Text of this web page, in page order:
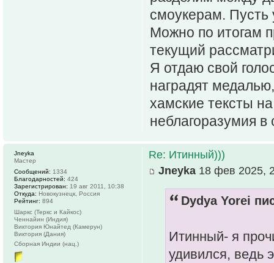
смоукерам. Пусть
Можно по итогам
текущий
Я отдаю свой
наградят
хамские тексты
неблагоразумия
Re: Итинный)))
Jneyka 18 фев 2025,
Dydya Yorei
Итинный- я
удивился, ведь
Jneyka
Мастер
Сообщений: 1334
Благодарностей: 424
Зарегистрирован: 19 авг 2011, 10:38
Откуда: Новокузнецк, Россия
Рейтинг: 894
Шаркс (Теркс и Кайкос)
Ченнайин (Индия)
Виктория Юнайтед (Камерун)
Виктория (Дания)
Сборная Индии (нац.)